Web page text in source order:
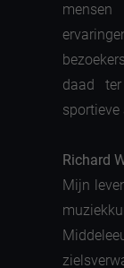
daad
sportieve
Richard
Mijn